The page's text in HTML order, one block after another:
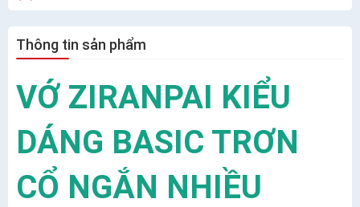
Thông tin sản phẩm
VỚ ZIRANPAI KIỂU
DÁNG BASIC TRƠN
CỔ NGẮN NHIỀU